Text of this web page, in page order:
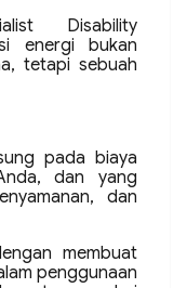
Disability
energi bukan
tetapi sebuah
pada biaya
dan yang
dan
membuat
penggunaan